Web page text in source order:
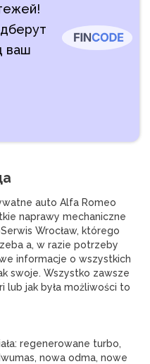
ваш
auto Alfa Romeo
naprawy mechaniczne
Wrocław, którego
a, w razie potrzeby
informacje o wszystkich
swoje. Wszystko zawsze
lub jak była możliwości to
regenerowane turbo,
nowa odma, nowe